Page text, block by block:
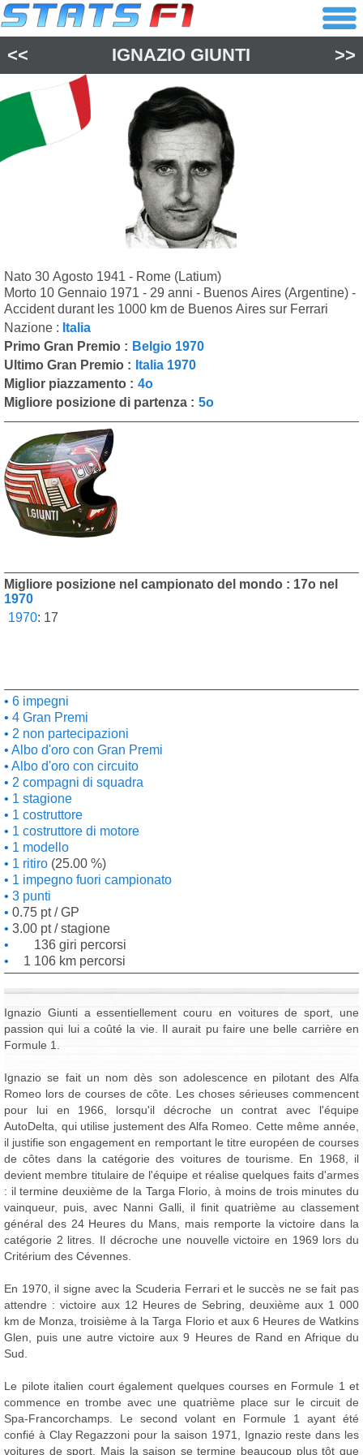
<< IGNAZIO GIUNTI >>
Nato 30 Agosto 1941 - Rome (Latium)
Morto 10 Gennaio 1971 - 29 anni - Buenos Aires (Argentine) -
Accident durant les 1000 km de Buenos Aires sur Ferrari
Nazione : Italia
Primo Gran Premio : Belgio 1970
Ultimo Gran Premio : Italia 1970
Miglior piazzamento : 4o
Migliore posizione di partenza : 5o
Migliore posizione nel campionato del mondo : 17o nel
1970
1970: 17
6 impegni
4 Gran Premi
2 non partecipazioni
Albo d'oro con Gran Premi
Albo d'oro con circuito
2 compagni di squadra
1 stagione
1 costruttore
1 costruttore di motore
1 modello
1 ritiro (25.00 %)
1 impegno fuori campionato
3 punti
0.75 pt / GP
3.00 pt / stagione
136 giri percorsi
1 106 km percorsi
Ignazio Giunti a essentiellement couru en voitures de sport, une
passion qui lui a coûté la vie. Il aurait pu faire une belle carrière en
Formule 1.
Ignazio se fait un nom dès son adolescence en pilotant des Alfa
Romeo lors de courses de côte. Les choses sérieuses commencent
pour lui en 1966, lorsqu'il décroche un contrat avec l'équipe
AutoDelta, qui utilise justement des Alfa Romeo. Cette même année,
il justifie son engagement en remportant le titre européen de courses
de côtes dans la catégorie des voitures de tourisme. En 1968, il
devient membre titulaire de l'équipe et réalise quelques faits d'armes
: il termine deuxième de la Targa Florio, à moins de trois minutes du
vainqueur, puis, avec Nanni Galli, il finit quatrième au classement
général des 24 Heures du Mans, mais remporte la victoire dans la
catégorie 2 litres. Il décroche une nouvelle victoire en 1969 lors du
Critérium des Cévennes.
En 1970, il signe avec la Scuderia Ferrari et le succès ne se fait pas
attendre : victoire aux 12 Heures de Sebring, deuxième aux 1 000
km de Monza, troisième à la Targa Florio et aux 6 Heures de Watkins
Glen, puis une autre victoire aux 9 Heures de Rand en Afrique du
Sud.
Le pilote italien court également quelques courses en Formule 1 et
commence en trombe avec une quatrième place sur le circuit de
Spa-Francorchamps. Le second volant en Formule 1 ayant été
confié à Clay Regazzoni pour la saison 1971, Ignazio reste dans les
voitures de sport. Mais la saison se termine beaucoup plus tôt que